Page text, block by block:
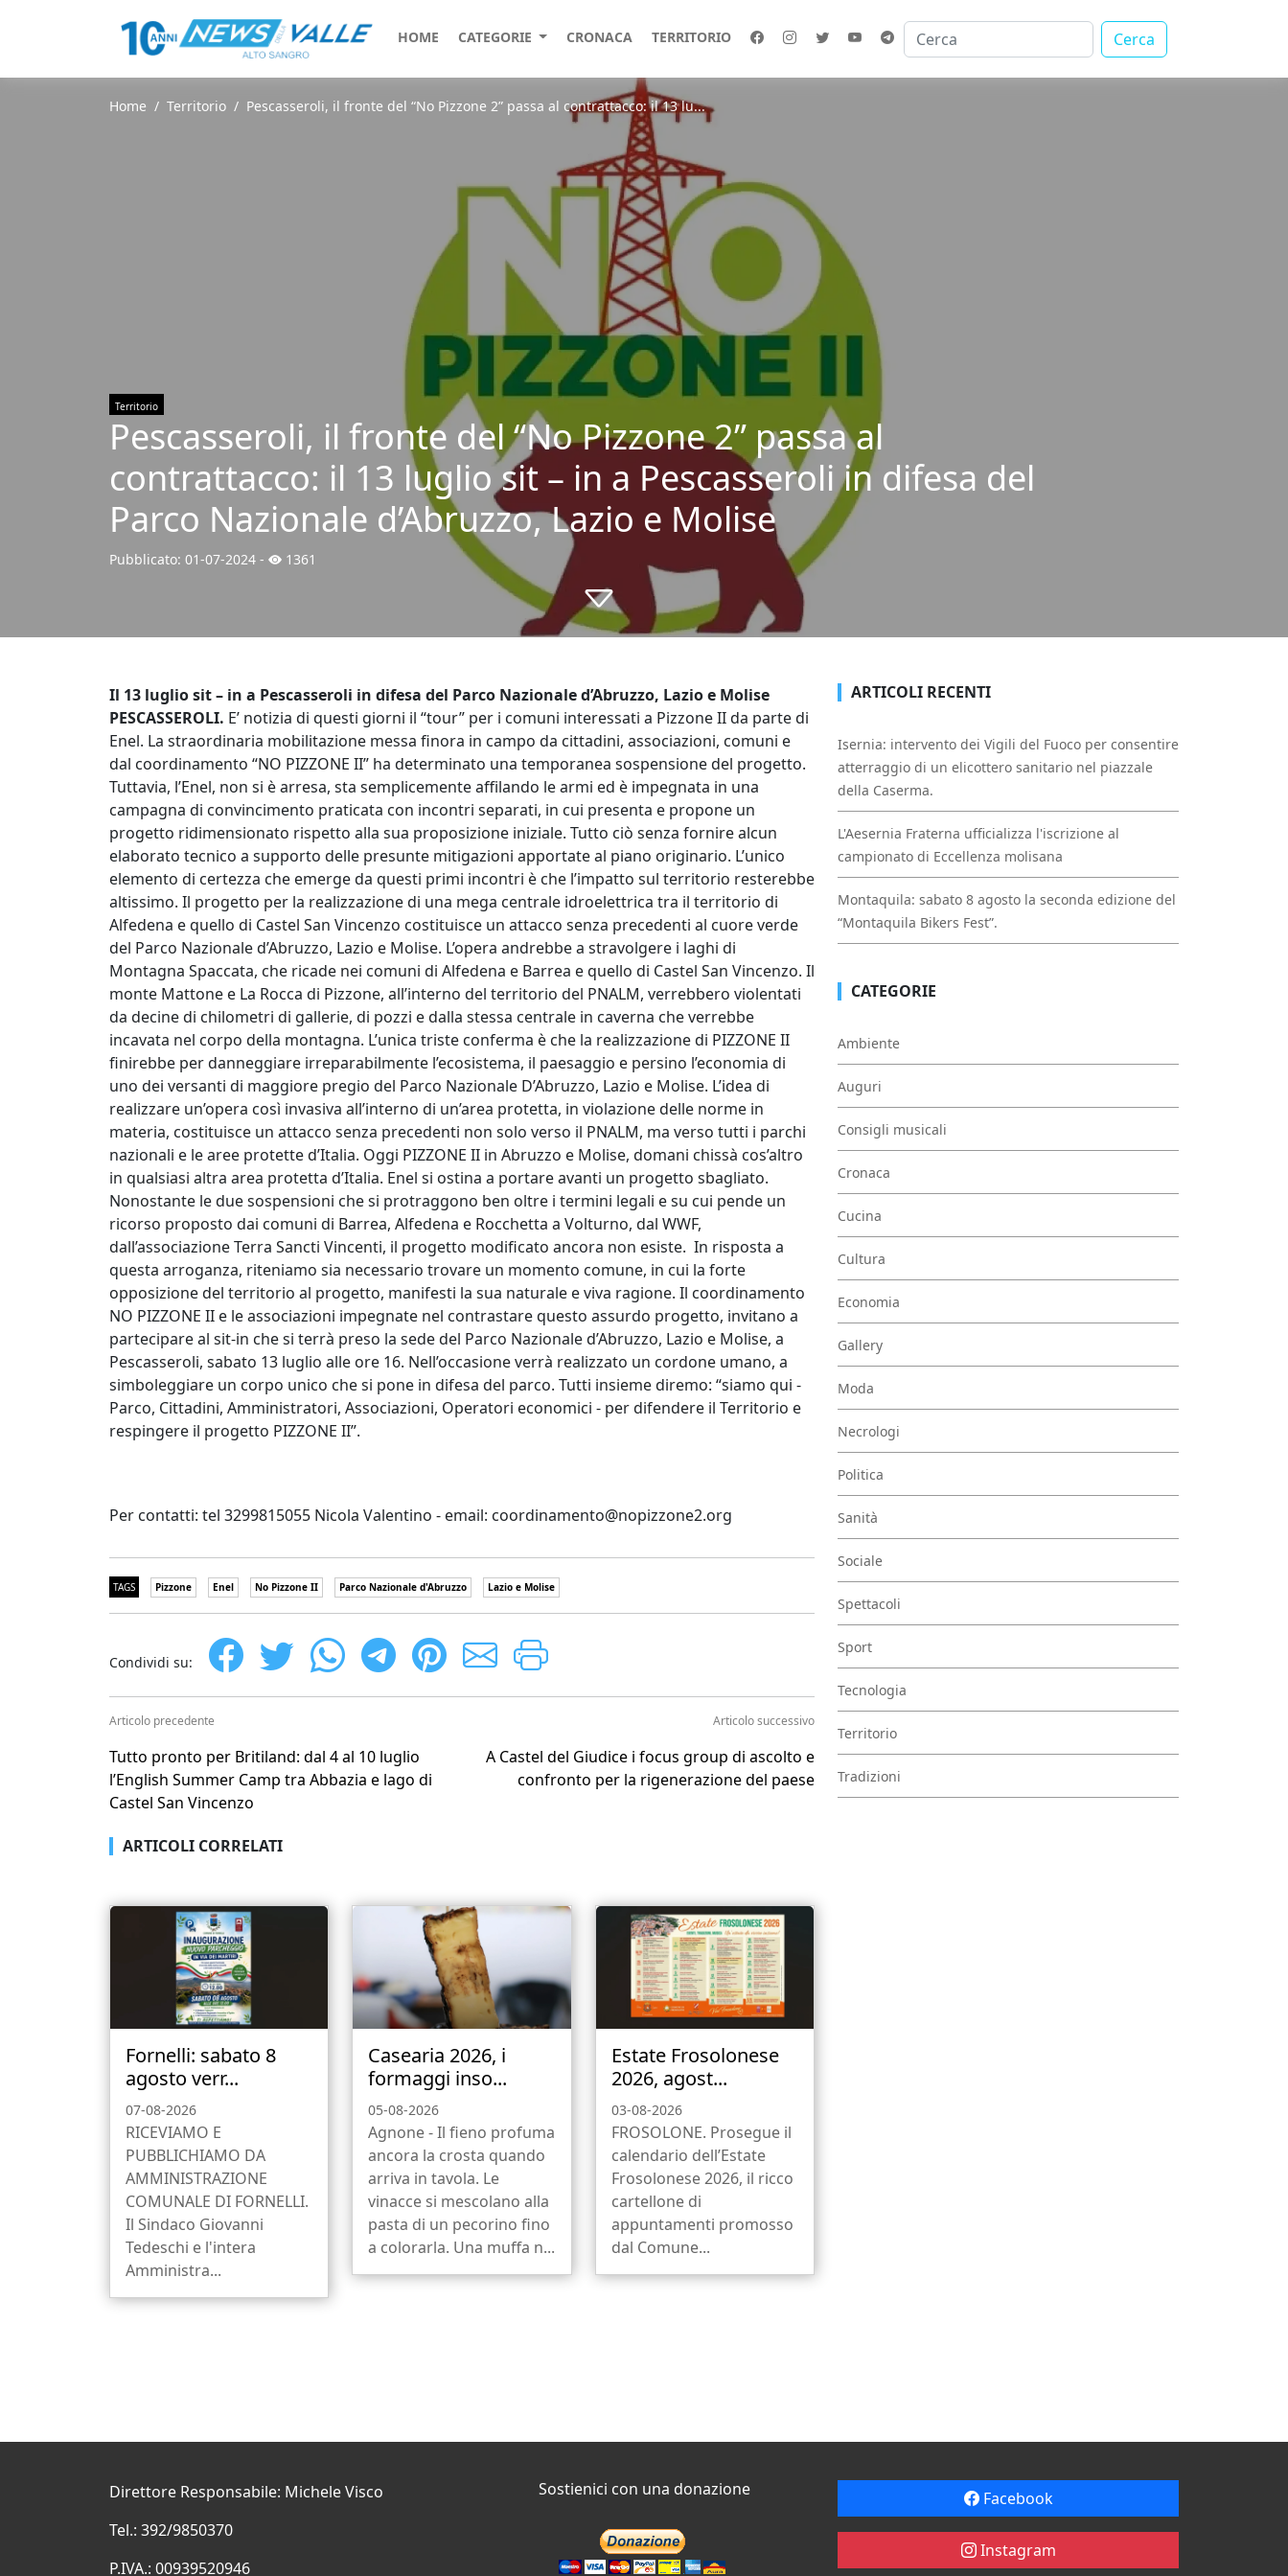
HOME CATEGORIE CRONACA TERRITORIO Cerca
Home Territorio Pescasseroli, il fronte del “No Pizzone 2” passa al contrattacco: il 13 lu...
Territorio
Pescasseroli, il fronte del “No Pizzone 2” passa al
contrattacco: il 13 luglio sit – in a Pescasseroli in difesa del
Parco Nazionale d’Abruzzo, Lazio e Molise
Pubblicato: 01-07-2024 - 1361
Il 13 luglio sit – in a Pescasseroli in difesa del Parco Nazionale d’Abruzzo, Lazio e Molise
PESCASSEROLI. E’ notizia di questi giorni il “tour” per i comuni interessati a Pizzone II da parte di
Enel. La straordinaria mobilitazione messa finora in campo da cittadini, associazioni, comuni e
dal coordinamento “NO PIZZONE II” ha determinato una temporanea sospensione del progetto.
Tuttavia, l’Enel, non si è arresa, sta semplicemente affilando le armi ed è impegnata in una
campagna di convincimento praticata con incontri separati, in cui presenta e propone un
progetto ridimensionato rispetto alla sua proposizione iniziale. Tutto ciò senza fornire alcun
elaborato tecnico a supporto delle presunte mitigazioni apportate al piano originario. L’unico
elemento di certezza che emerge da questi primi incontri è che l’impatto sul territorio resterebbe
altissimo. Il progetto per la realizzazione di una mega centrale idroelettrica tra il territorio di
Alfedena e quello di Castel San Vincenzo costituisce un attacco senza precedenti al cuore verde
del Parco Nazionale d’Abruzzo, Lazio e Molise. L’opera andrebbe a stravolgere i laghi di
Montagna Spaccata, che ricade nei comuni di Alfedena e Barrea e quello di Castel San Vincenzo. Il
monte Mattone e La Rocca di Pizzone, all’interno del territorio del PNALM, verrebbero violentati
da decine di chilometri di gallerie, di pozzi e dalla stessa centrale in caverna che verrebbe
incavata nel corpo della montagna. L’unica triste conferma è che la realizzazione di PIZZONE II
finirebbe per danneggiare irreparabilmente l’ecosistema, il paesaggio e persino l’economia di
uno dei versanti di maggiore pregio del Parco Nazionale D’Abruzzo, Lazio e Molise. L’idea di
realizzare un’opera così invasiva all’interno di un’area protetta, in violazione delle norme in
materia, costituisce un attacco senza precedenti non solo verso il PNALM, ma verso tutti i parchi
nazionali e le aree protette d’Italia. Oggi PIZZONE II in Abruzzo e Molise, domani chissà cos’altro
in qualsiasi altra area protetta d’Italia. Enel si ostina a portare avanti un progetto sbagliato.
Nonostante le due sospensioni che si protraggono ben oltre i termini legali e su cui pende un
ricorso proposto dai comuni di Barrea, Alfedena e Rocchetta a Volturno, dal WWF,
dall’associazione Terra Sancti Vincenti, il progetto modificato ancora non esiste. In risposta a
questa arroganza, riteniamo sia necessario trovare un momento comune, in cui la forte
opposizione del territorio al progetto, manifesti la sua naturale e viva ragione. Il coordinamento
NO PIZZONE II e le associazioni impegnate nel contrastare questo assurdo progetto, invitano a
partecipare al sit-in che si terrà preso la sede del Parco Nazionale d’Abruzzo, Lazio e Molise, a
Pescasseroli, sabato 13 luglio alle ore 16. Nell’occasione verrà realizzato un cordone umano, a
simboleggiare un corpo unico che si pone in difesa del parco. Tutti insieme diremo: “siamo qui -
Parco, Cittadini, Amministratori, Associazioni, Operatori economici - per difendere il Territorio e
respingere il progetto PIZZONE II”.
Per contatti: tel 3299815055 Nicola Valentino - email: coordinamento@nopizzone2.org
TAGS Pizzone Enel No Pizzone II Parco Nazionale d'Abruzzo Lazio e Molise
Condividi su:
Articolo precedente
Tutto pronto per Britiland: dal 4 al 10 luglio
l’English Summer Camp tra Abbazia e lago di
Castel San Vincenzo
Articolo successivo
A Castel del Giudice i focus group di ascolto e
confronto per la rigenerazione del paese
ARTICOLI CORRELATI
Fornelli: sabato 8
agosto verr...
07-08-2026
RICEVIAMO E
PUBBLICHIAMO DA
AMMINISTRAZIONE
COMUNALE DI FORNELLI.
Il Sindaco Giovanni
Tedeschi e l'intera
Amministra...
Casearia 2026, i
formaggi inso...
05-08-2026
Agnone - Il fieno profuma
ancora la crosta quando
arriva in tavola. Le
vinacce si mescolano alla
pasta di un pecorino fino
a colorarla. Una muffa n...
Estate Frosolonese
2026, agost...
03-08-2026
FROSOLONE. Prosegue il
calendario dell’Estate
Frosolonese 2026, il ricco
cartellone di
appuntamenti promosso
dal Comune...
ARTICOLI RECENTI
Isernia: intervento dei Vigili del Fuoco per consentire
atterraggio di un elicottero sanitario nel piazzale
della Caserma.
L'Aesernia Fraterna ufficializza l'iscrizione al
campionato di Eccellenza molisana
Montaquila: sabato 8 agosto la seconda edizione del
“Montaquila Bikers Fest”.
CATEGORIE
Ambiente
Auguri
Consigli musicali
Cronaca
Cucina
Cultura
Economia
Gallery
Moda
Necrologi
Politica
Sanità
Sociale
Spettacoli
Sport
Tecnologia
Territorio
Tradizioni
Direttore Responsabile: Michele Visco
Tel.: 392/9850370
P.IVA.: 00939520946
Sostienici con una donazione Facebook
Instagram